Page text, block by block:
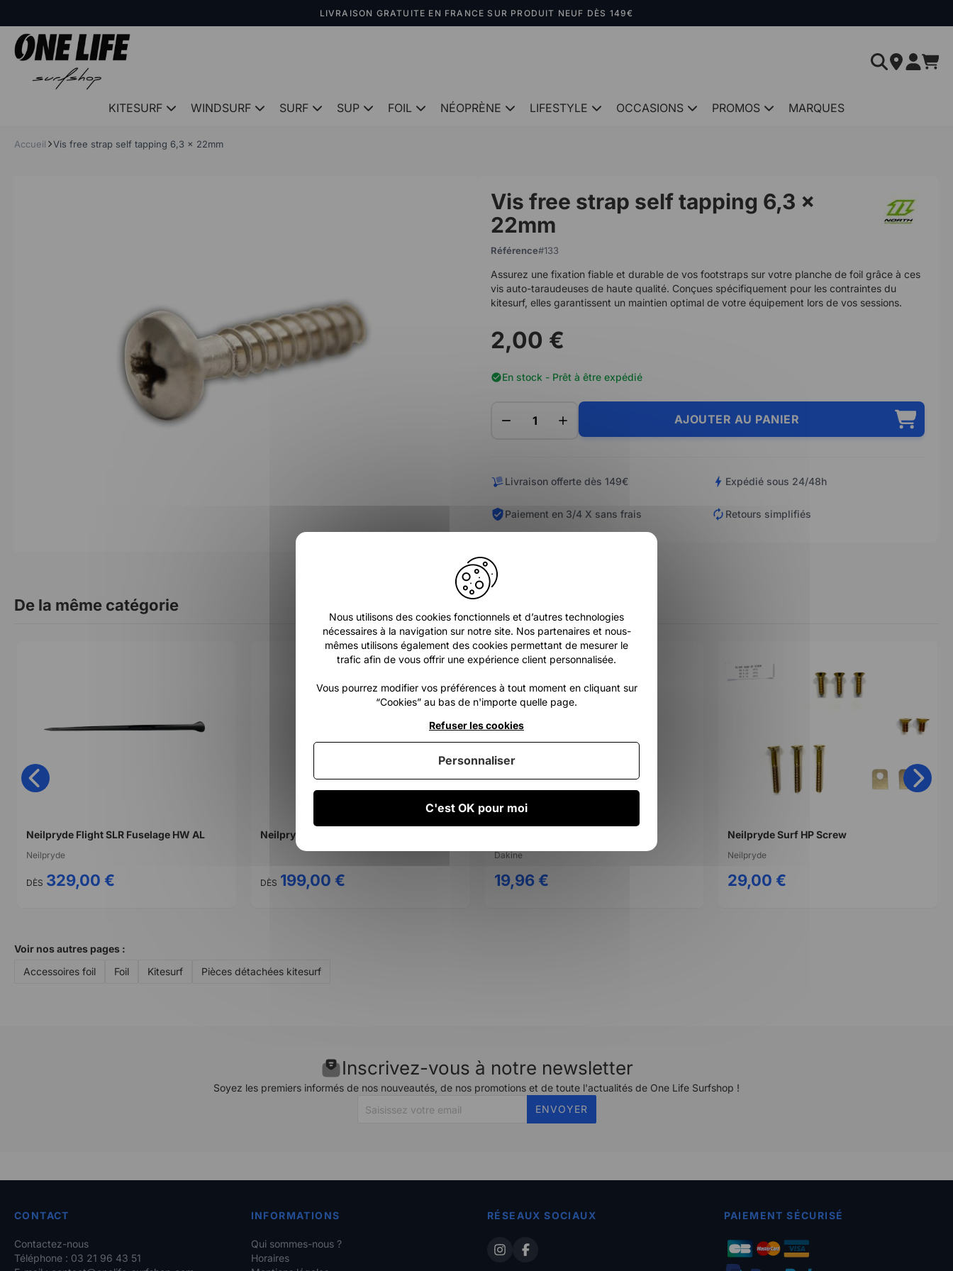
LIVRAISON GRATUITE EN FRANCE SUR PRODUIT NEUF DÈS 149€
KITESURF WINDSURF SURF SUP FOIL NÉOPRÈNE LIFESTYLE OCCASIONS PROMOS MARQUES
Accueil Vis free strap self tapping 6,3 x 22mm
Vis free strap self tapping 6,3 x
22mm
Référence 133
Assurez une fixation fiable et durable de vos footstraps sur votre planche de foil grâce à ces
vis auto-taraudeuses de haute qualité. Conçues spécifiquement pour les contraintes du
kitesurf, elles garantissent un maintien optimal de votre équipement lors de vos sessions.
2,00 €
En stock - Prêt à être expédié
AJOUTER AU PANIER
Livraison offerte dès 149€ Expédié sous 24/48h
Paiement en 3/4 X sans frais Retours simplifiés
De la même catégorie
Neilpryde Flight SLR Fuselage HW AL
Neilpryde
DÈS 329,00 €
Neilpryde Interchangeable Head -DT
DÈS 199,00 €
Dakine
19,96 €
Neilpryde Surf HP Screw
Neilpryde
29,00 €
Voir nos autres pages :
Accessoires foil
Foil Kitesurf Pièces détachées kitesurf
Inscrivez-vous à notre newsletter
Soyez les premiers informés de nos nouveautés, de nos promotions et de toute l'actualités de One Life Surfshop !
ENVOYER
CONTACT
Contactez-nous
Téléphone : 03 21 96 43 51
INFORMATIONS
Qui sommes-nous ?
Horaires
RÉSEAUX SOCIAUX PAIEMENT SÉCURISÉ
Nous utilisons des cookies fonctionnels et d’autres technologies
nécessaires à la navigation sur notre site. Nos partenaires et nous-
mêmes utilisons également des cookies permettant de mesurer le
trafic afin de vous offrir une expérience client personnalisée.
Vous pourrez modifier vos préférences à tout moment en cliquant sur
“Cookies” au bas de n'importe quelle page.
C'est OK pour moi
Refuser les cookies
Personnaliser